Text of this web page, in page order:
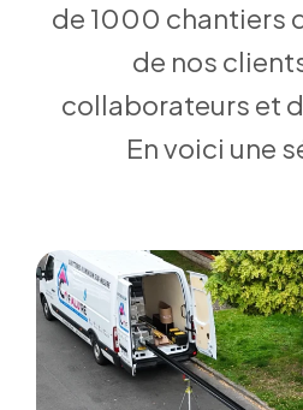
de 1000 chantiers
de nos
collaborateurs et
En voici une